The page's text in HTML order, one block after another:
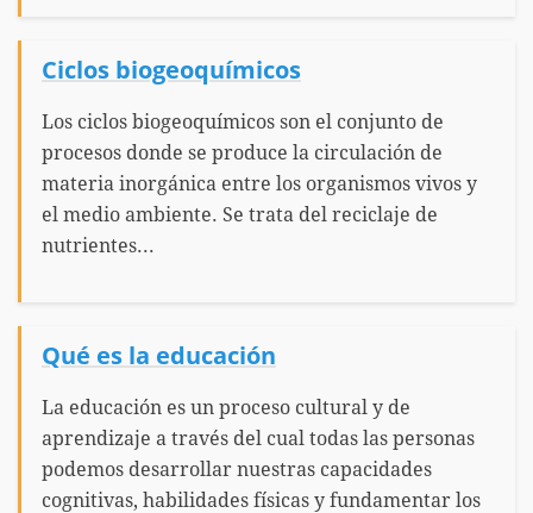
Ciclos biogeoquímicos
Los ciclos biogeoquímicos son el conjunto de
procesos donde se produce la circulación de
materia inorgánica entre los organismos vivos y
el medio ambiente. Se trata del reciclaje de
nutrientes...
Qué es la educación
La educación es un proceso cultural y de
aprendizaje a través del cual todas las personas
podemos desarrollar nuestras capacidades
cognitivas, habilidades físicas y fundamentar los